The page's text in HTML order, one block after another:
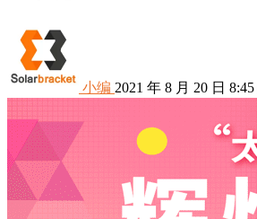
小编 2021 年 8 月 20 日 8:45